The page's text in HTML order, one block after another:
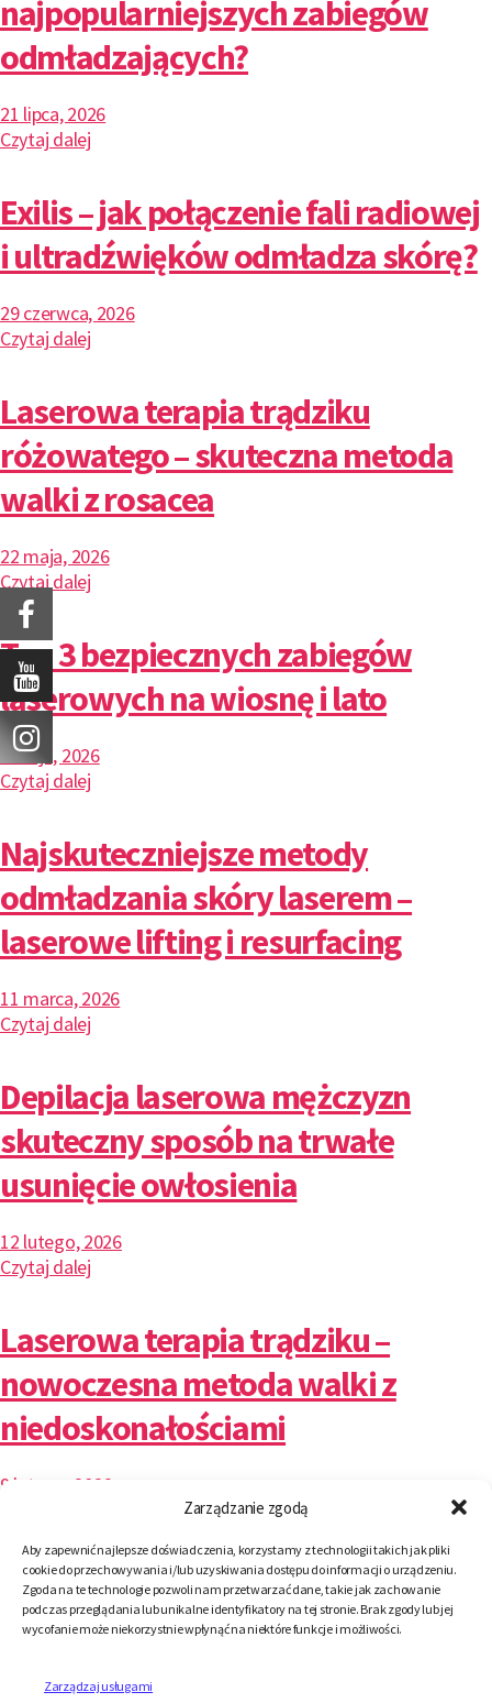
Zarządzanie zgodą
Aby zapewnić najlepsze doświadczenia, korzystamy z technologii takich jak pliki
cookie do przechowywania i/lub uzyskiwania dostępu do informacji o urządzeniu.
Zgoda na te technologie pozwoli nam przetwarzać dane, takie jak zachowanie
podczas przeglądania lub unikalne identyfikatory na tej stronie. Brak zgody lub jej
wycofanie może niekorzystnie wpłynąć na niektóre funkcje i możliwości.
Zarządzaj usługami
najpopularniejszych zabiegów
odmładzających?
21 lipca, 2026
Czytaj dalej
Exilis – jak połączenie fali radiowej
i ultradźwięków odmładza skórę?
29 czerwca, 2026
Czytaj dalej
Laserowa terapia trądziku
różowatego – skuteczna metoda
walki z rosacea
22 maja, 2026
Czytaj dalej
Top 3 bezpiecznych zabiegów
laserowych na wiosnę i lato
7 maja, 2026
Czytaj dalej
Najskuteczniejsze metody
odmładzania skóry laserem –
laserowe lifting i resurfacing
11 marca, 2026
Czytaj dalej
Depilacja laserowa mężczyzn
skuteczny sposób na trwałe
usunięcie owłosienia
12 lutego, 2026
Czytaj dalej
Laserowa terapia trądziku –
nowoczesna metoda walki z
niedoskonałościami
9 lutego, 2026
Fotona 4D innowacyjny zabieg
działający na wielu głębokościach
skóry